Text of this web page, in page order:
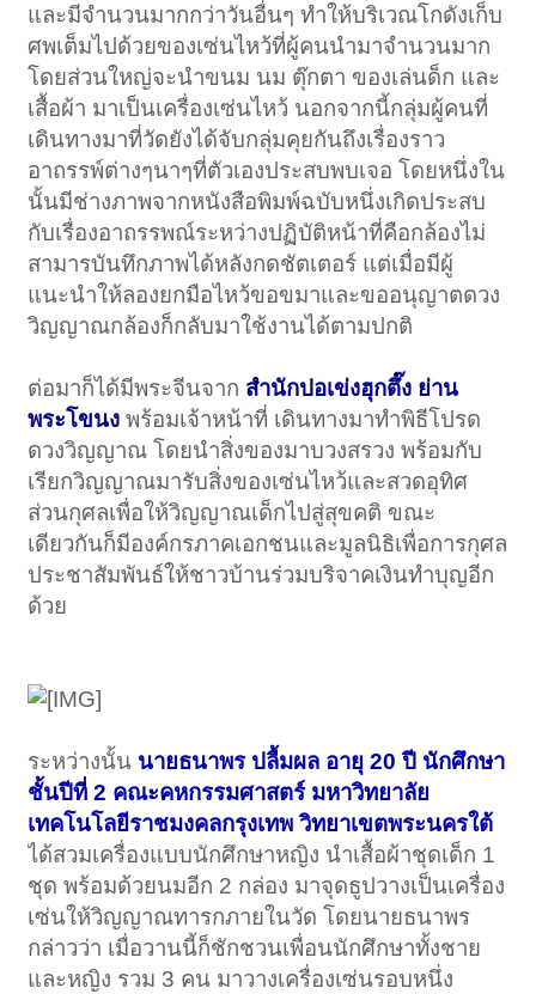
และมีจำนวนมากกว่าวันอื่นๆ ทำให้บริเวณโกดังเก็บ
ศพเต็มไปด้วยของเซ่นไหว้ที่ผู้คนนำมาจำนวนมาก
โดยส่วนใหญ่จะนำขนม นม ตุ๊กตา ของเล่นด็ก และ
เสื้อผ้า มาเป็นเครื่องเซ่นไหว้ นอกจากนี้กลุ่มผู้คนที่
เดินทางมาที่วัดยังได้จับกลุ่มคุยกันถึงเรื่องราว
อาถรรพ์ต่างๆนาๆที่ตัวเองประสบพบเจอ โดยหนึ่งใน
นั้นมีช่างภาพจากหนังสือพิมพ์ฉบับหนึ่งเกิดประสบ
กับเรื่องอาถรรพณ์ระหว่างปฏิบัติหน้าที่คือกล้องไม่
สามารบันทึกภาพได้หลังกดชัตเตอร์ แต่เมื่อมีผู้
แนะนำให้ลองยกมือไหว้ขอขมาและขออนุญาตดวง
วิญญาณกล้องก็กลับมาใช้งานได้ตามปกติ
ต่อมาก็ได้มีพระจีนจาก สำนักปอเข่งฮุกตึ๊ง ย่าน
พระโขนง พร้อมเจ้าหน้าที่ เดินทางมาทำพิธีโปรด
ดวงวิญญาณ โดยนำสิ่งของมาบวงสรวง พร้อมกับ
เรียกวิญญาณมารับสิ่งของเซ่นไหว้และสวดอุทิศ
ส่วนกุศลเพื่อให้วิญญาณเด็กไปสู่สุขคติ ขณะ
เดียวกันก็มีองค์กรภาคเอกชนและมูลนิธิเพื่อการกุศล
ประชาสัมพันธ์ให้ชาวบ้านร่วมบริจาคเงินทำบุญอีก
ด้วย
ระหว่างนั้น นายธนาพร ปลื้มผล อายุ 20 ปี นักศึกษา
ชั้นปีที่ 2 คณะคหกรรมศาสตร์ มหาวิทยาลัย
เทคโนโลยีราชมงคลกรุงเทพ วิทยาเขตพระนครใต้
ได้สวมเครื่องแบบนักศึกษาหญิง นำเสื้อผ้าชุดเด็ก 1
ชุด พร้อมด้วยนมอีก 2 กล่อง มาจุดธูปวางเป็นเครื่อง
เซ่นให้วิญญาณทารกภายในวัด โดยนายธนาพร
กล่าวว่า เมื่อวานนี้ก็ชักชวนเพื่อนนักศึกษาทั้งชาย
และหญิง รวม 3 คน มาวางเครื่องเซ่นรอบหนึ่ง